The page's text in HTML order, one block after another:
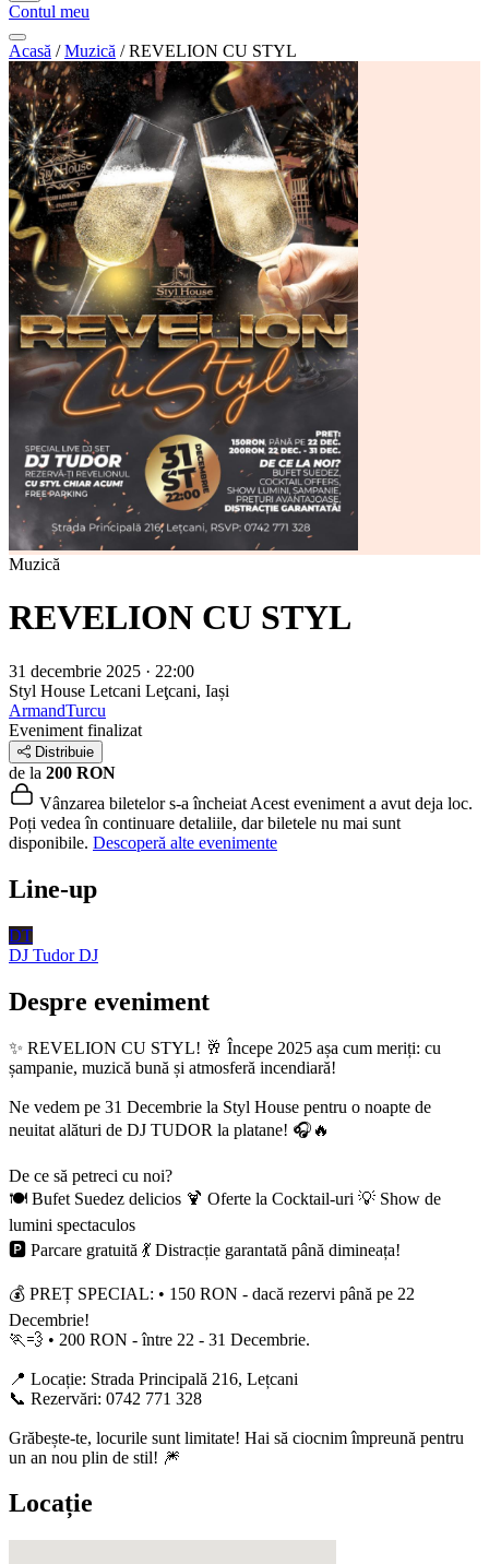
Contul meu
Acasă / Muzică / REVELION CU STYL
Muzică
REVELION CU STYL
31 decembrie 2025 · 22:00
Styl House Letcani Leţcani, Iași
ArmandTurcu
Eveniment finalizat
Distribuie
de la 200 RON
Vânzarea biletelor s-a încheiat Acest eveniment a avut deja loc.
Poți vedea în continuare detaliile, dar biletele nu mai sunt
disponibile. Descoperă alte evenimente
Line-up
DT
DJ Tudor DJ
Despre eveniment
✨ REVELION CU STYL! 🥂 Începe 2025 așa cum meriți: cu
șampanie, muzică bună și atmosferă incendiară!
Ne vedem pe 31 Decembrie la Styl House pentru o noapte de
neuitat alături de DJ TUDOR la platane! 🎧🔥
De ce să petreci cu noi?
🍽️ Bufet Suedez delicios 🍹 Oferte la Cocktail-uri 💡 Show de
lumini spectaculos
🅿️ Parcare gratuită 💃 Distracție garantată până dimineața!
💰 PREȚ SPECIAL: • 150 RON - dacă rezervi până pe 22
Decembrie!
🏃💨 • 200 RON - între 22 - 31 Decembrie.
📍 Locație: Strada Principală 216, Lețcani
📞 Rezervări: 0742 771 328
Grăbește-te, locurile sunt limitate! Hai să ciocnim împreună pentru
un an nou plin de stil! 🎆
Locație